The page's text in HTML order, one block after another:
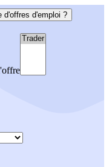
d'offres d'emploi ?